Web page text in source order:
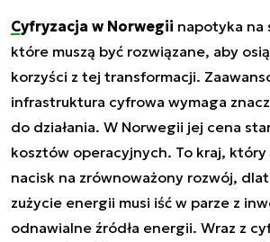
Cyfryzacja w Norwegii napotyka na
które muszą być rozwiązane, aby
korzyści z tej transformacji.
infrastruktura cyfrowa wymaga
do działania. W Norwegii jej cena
kosztów operacyjnych. To kraj,
nacisk na zrównoważony rozwój,
zużycie energii musi iść w parze z
odnawialne źródła energii. Wraz z